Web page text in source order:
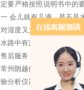
定要严格按照说明书中的
一 会儿就有几滴，是不是
对湿度又太大时，在水循
水路中有漏水的地方。如
售后服务：质保一年，终
常州朗越仪器制造有限公
验分析仪器，可根据客户